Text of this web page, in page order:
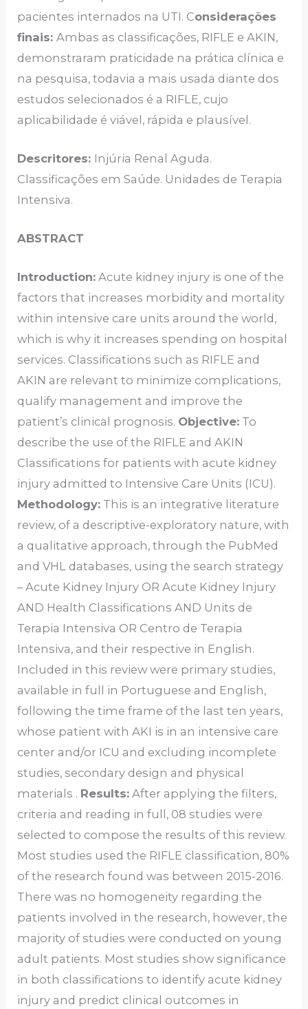
pacientes internados na UTI. Considerações
finais:Ambas as classificações, RIFLE e AKIN,
demonstraram praticidade na prática clínica e
na pesquisa, todavia a mais usada diante dos
estudos selecionados é a RIFLE, cujo
aplicabilidade é viável, rápida e plausível.
Descritores: Injúria Renal Aguda.
Classificações em Saúde. Unidades de Terapia
Intensiva.
ABSTRACT
Introduction: Acute kidney injury is one of the
factors that increases morbidity and mortality
within intensive care units around the world,
which is why it increases spending on hospital
services. Classifications such as RIFLE and
AKIN are relevant to minimize complications,
qualify management and improve the
patient’s clinical prognosis. Objective: To
describe the use of the RIFLE and AKIN
Classifications for patients with acute kidney
injury admitted to Intensive Care Units (ICU).
Methodology: This is an integrative literature
review, of a descriptive-exploratory nature, with
a qualitative approach, through the PubMed
and VHL databases, using the search strategy
– Acute Kidney Injury OR Acute Kidney Injury
AND Health Classifications AND Units de
Terapia Intensiva OR Centro de Terapia
Intensiva, and their respective in English.
Included in this review were primary studies,
available in full in Portuguese and English,
following the time frame of the last ten years,
whose patient with AKI is in an intensive care
center and/or ICU and excluding incomplete
studies, secondary design and physical
materials . Results: After applying the filters,
criteria and reading in full, 08 studies were
selected to compose the results of this review.
Most studies used the RIFLE classification, 80%
of the research found was between 2015-2016.
There was no homogeneity regarding the
patients involved in the research, however, the
majority of studies were conducted on young
adult patients. Most studies show significance
in both classifications to identify acute kidney
injury and predict clinical outcomes in